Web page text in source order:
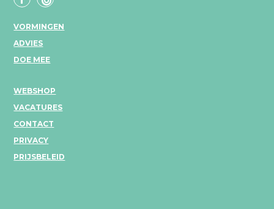
VORMINGEN
ADVIES
DOE MEE
WEBSHOP
VACATURES
CONTACT
PRIVACY
PRIJSBELEID